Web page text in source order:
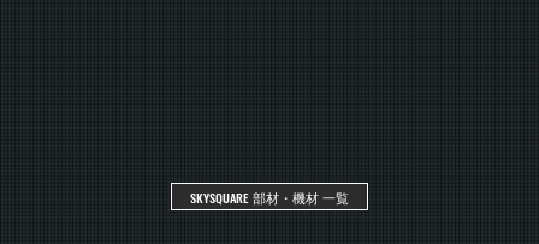
SKYSQUARE 部材・機材 一覧